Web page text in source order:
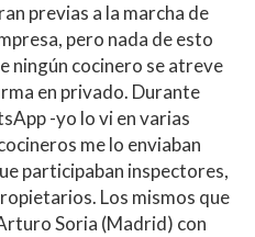
previas a la marcha de
pero nada de esto
ningún cocinero se atreve
en privado. Durante
-yo lo vi en varias
me lo enviaban
participaban inspectores,
Los mismos que
Soria (Madrid) con